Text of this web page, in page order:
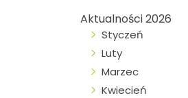
Aktualności 2026
Styczeń
Luty
Marzec
Kwiecień